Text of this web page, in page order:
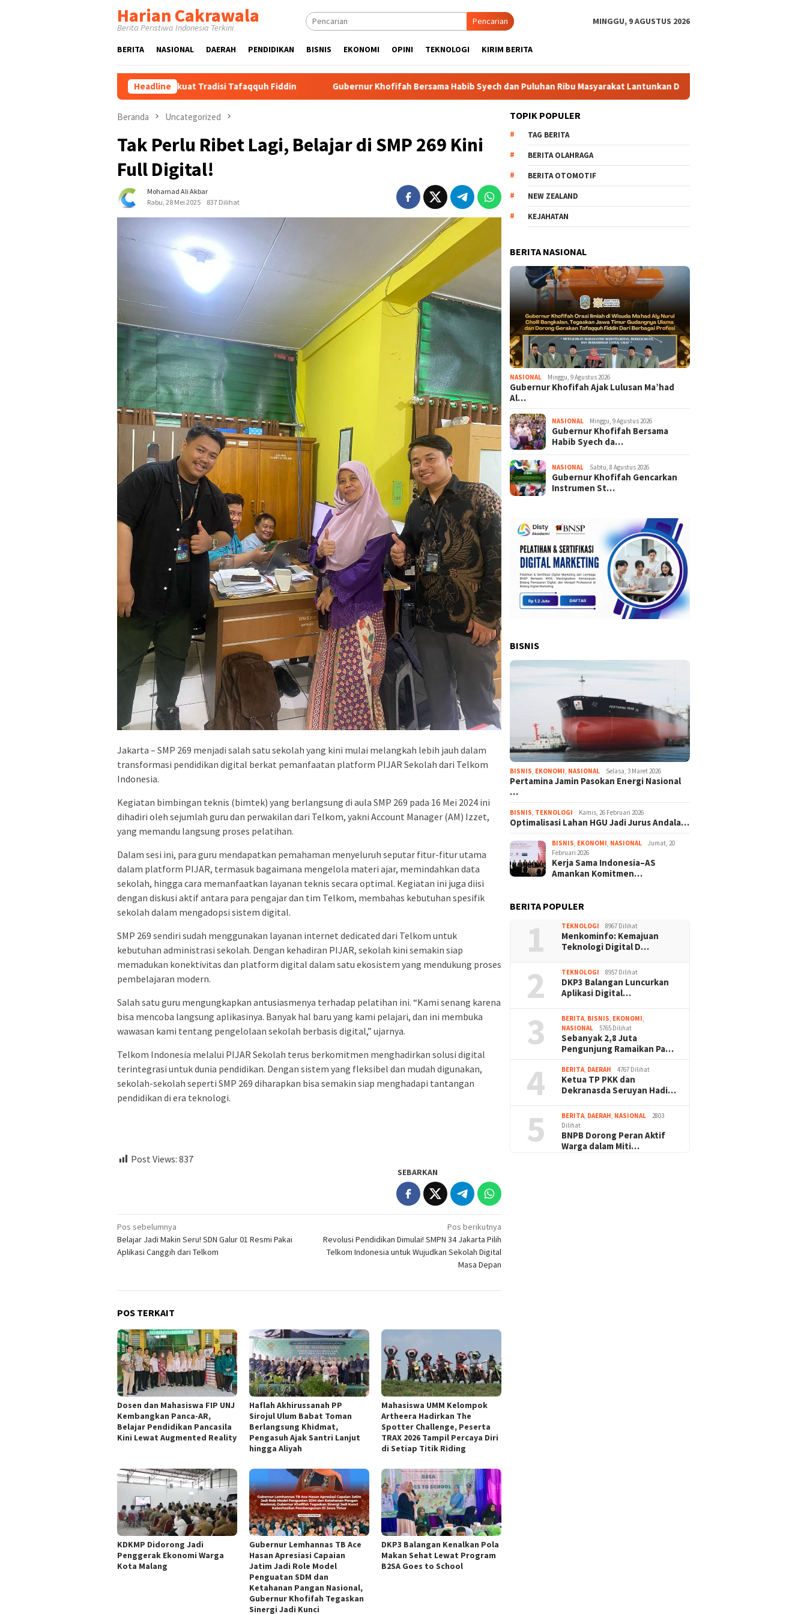
Harian Cakrawala
Berita Peristiwa Indonesia Terkini
Pencarian MINGGU, 9 AGUSTUS 2026
BERITA NASIONAL DAERAH PENDIDIKAN BISNIS EKONOMI OPINI TEKNOLOGI KIRIM BERITA
Headline
Bangkalan Perkuat Tradisi Tafaqquh Fiddin Gubernur Khofifah Bersama Habib Syech dan Puluhan Ribu Masyarakat Lantunkan Dzikir-Sholawat Sambut HUT ke-81 RI di Grahadi
Beranda Uncategorized
Tak Perlu Ribet Lagi, Belajar di SMP 269 Kini
Full Digital!
Mohamad Ali Akbar
Rabu, 28 Mei 2025
837 Dilihat
Jakarta – SMP 269 menjadi salah satu sekolah yang kini mulai melangkah lebih jauh dalam
transformasi pendidikan digital berkat pemanfaatan platform PIJAR Sekolah dari Telkom
Indonesia.
Kegiatan bimbingan teknis (bimtek) yang berlangsung di aula SMP 269 pada 16 Mei 2024 ini
dihadiri oleh sejumlah guru dan perwakilan dari Telkom, yakni Account Manager (AM) Izzet,
yang memandu langsung proses pelatihan.
Dalam sesi ini, para guru mendapatkan pemahaman menyeluruh seputar fitur-fitur utama
dalam platform PIJAR, termasuk bagaimana mengelola materi ajar, memindahkan data
sekolah, hingga cara memanfaatkan layanan teknis secara optimal. Kegiatan ini juga diisi
dengan diskusi aktif antara para pengajar dan tim Telkom, membahas kebutuhan spesifik
sekolah dalam mengadopsi sistem digital.
SMP 269 sendiri sudah menggunakan layanan internet dedicated dari Telkom untuk
kebutuhan administrasi sekolah. Dengan kehadiran PIJAR, sekolah kini semakin siap
memadukan konektivitas dan platform digital dalam satu ekosistem yang mendukung proses
pembelajaran modern.
Salah satu guru mengungkapkan antusiasmenya terhadap pelatihan ini. “Kami senang karena
bisa mencoba langsung aplikasinya. Banyak hal baru yang kami pelajari, dan ini membuka
wawasan kami tentang pengelolaan sekolah berbasis digital,” ujarnya.
Telkom Indonesia melalui PIJAR Sekolah terus berkomitmen menghadirkan solusi digital
terintegrasi untuk dunia pendidikan. Dengan sistem yang fleksibel dan mudah digunakan,
sekolah-sekolah seperti SMP 269 diharapkan bisa semakin siap menghadapi tantangan
pendidikan di era teknologi.
Post Views: 837
SEBARKAN
Navigasi
pos
Pos sebelumnya
Belajar Jadi Makin Seru! SDN Galur 01 Resmi Pakai
Aplikasi Canggih dari Telkom
Pos berikutnya
Revolusi Pendidikan Dimulai! SMPN 34 Jakarta Pilih
Telkom Indonesia untuk Wujudkan Sekolah Digital
Masa Depan
POS TERKAIT
Dosen dan Mahasiswa FIP UNJ
Kembangkan Panca-AR,
Belajar Pendidikan Pancasila
Kini Lewat Augmented Reality
Haflah Akhirussanah PP
Sirojul Ulum Babat Toman
Berlangsung Khidmat,
Pengasuh Ajak Santri Lanjut
hingga Aliyah
Mahasiswa UMM Kelompok
Artheera Hadirkan The
Spotter Challenge, Peserta
TRAX 2026 Tampil Percaya Diri
di Setiap Titik Riding
KDKMP Didorong Jadi
Penggerak Ekonomi Warga
Kota Malang
Gubernur Lemhannas TB Ace
Hasan Apresiasi Capaian
Jatim Jadi Role Model
Penguatan SDM dan
Ketahanan Pangan Nasional,
Gubernur Khofifah Tegaskan
Sinergi Jadi Kunci
DKP3 Balangan Kenalkan Pola
Makan Sehat Lewat Program
B2SA Goes to School
TOPIK POPULER
TAG BERITA
BERITA OLAHRAGA
BERITA OTOMOTIF
NEW ZEALAND
KEJAHATAN
BERITA NASIONAL
NASIONAL Minggu, 9 Agustus 2026
Gubernur Khofifah Ajak Lulusan Ma’had
Al…
NASIONAL Minggu, 9 Agustus 2026
Gubernur Khofifah Bersama
Habib Syech da…
NASIONAL Sabtu, 8 Agustus 2026
Gubernur Khofifah Gencarkan
Instrumen St…
BISNIS
BISNIS, EKONOMI, NASIONAL Selasa, 3 Maret 2026
Pertamina Jamin Pasokan Energi Nasional
…
BISNIS, TEKNOLOGI Kamis, 26 Februari 2026
Optimalisasi Lahan HGU Jadi Jurus Andala…
BISNIS, EKONOMI, NASIONAL
Jumat, 20
Februari 2026
Kerja Sama Indonesia–AS
Amankan Komitmen…
BERITA POPULER
1 TEKNOLOGI 8967 Dilihat
Menkominfo: Kemajuan
Teknologi Digital D…
2 TEKNOLOGI 8957 Dilihat
DKP3 Balangan Luncurkan
Aplikasi Digital…
3 BERITA, BISNIS, EKONOMI,
NASIONAL
5765 Dilihat
Sebanyak 2,8 Juta
Pengunjung Ramaikan Pa…
4 BERITA, DAERAH 4767 Dilihat
Ketua TP PKK dan
Dekranasda Seruyan Hadi…
5 BERITA, DAERAH, NASIONAL
2803
Dilihat
BNPB Dorong Peran Aktif
Warga dalam Miti…